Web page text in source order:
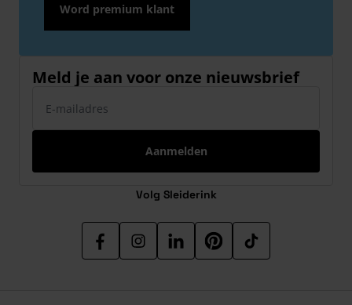
Word premium klant
Meld je aan voor onze nieuwsbrief
Aanmelden
Volg Sleiderink